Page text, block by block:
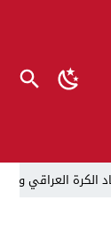
الكرة العراقي